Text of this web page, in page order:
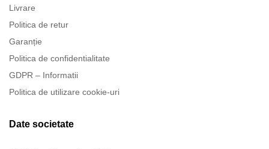
Livrare
Politica de retur
Garanție
Politica de confidentialitate
GDPR – Informatii
Politica de utilizare cookie-uri
Date societate